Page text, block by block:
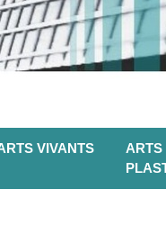
VIVANTS
ARTS